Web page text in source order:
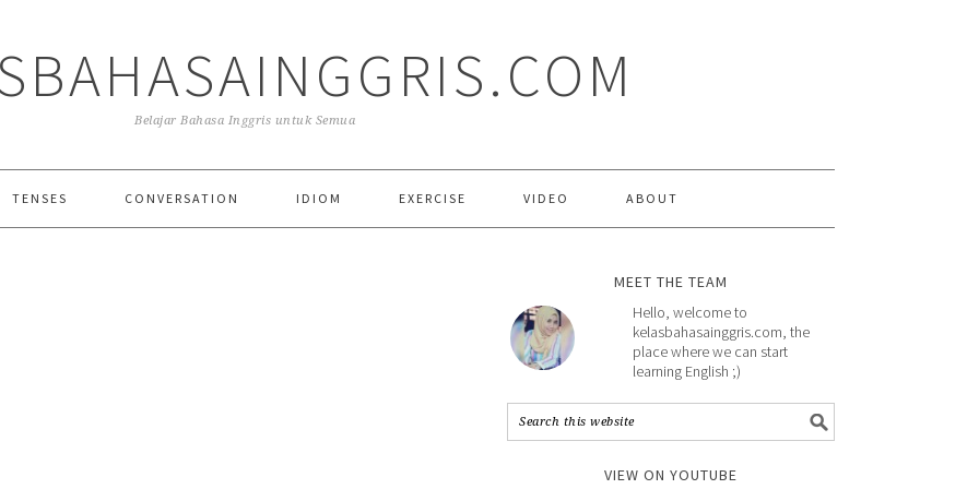
Belajar Bahasa Inggris untuk Semua
TENSES CONVERSATION IDIOM EXERCISE VIDEO ABOUT
MEET THE TEAM
Hello, welcome to
kelasbahasainggris.com, the
place where we can start
learning English ;)
VIEW ON YOUTUBE